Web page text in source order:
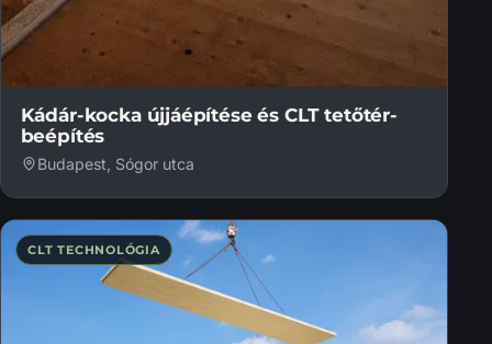
Kádár-kocka újjáépítése és CLT tetőtér-
beépítés
Budapest, Sógor utca
CLT TECHNOLÓGIA